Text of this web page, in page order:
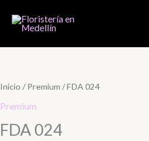
contenido
Inicio /Premium / FDA 024
Premium
FDA 024
cantidad